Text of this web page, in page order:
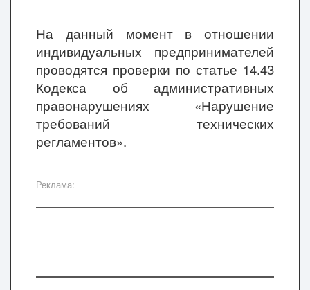
На данный момент в отношении
индивидуальных предпринимателей
проводятся проверки по статье 14.43
Кодекса об административных
правонарушениях «Нарушение
требований технических
регламентов».
Реклама: